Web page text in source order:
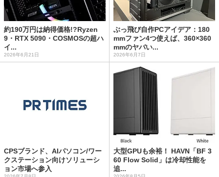
約190万円は納得価格!?Ryzen
9・RTX 5090・COSMOSの超ハ
イ...
2026年6月21日
ぶっ飛び自作PCアイデア：180
mmファン4つ使えば、360×360
mmのヤバい...
2026年6月7日
CPSブランド、AIパソコン/ワー
クステーション向けソリューシ
ョン市場へ参入
大型GPUも余裕！ HAVN「BF 3
60 Flow Solid」は冷却性能を
追...